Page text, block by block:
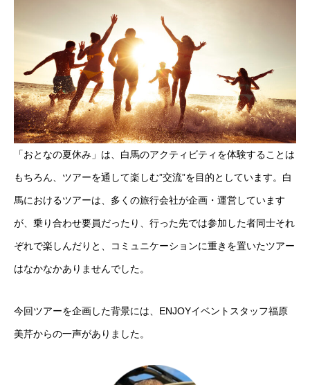
オンライン申し込み
ホーム イベント最新情報 滑ろう会ENJOY メンバー紹介
「おとなの夏休み」は、白馬のアクティビティを体験することは
もちろん、ツアーを通して楽しむ”交流”を目的としています。白
馬におけるツアーは、多くの旅行会社が企画・運営しています
が、乗り合わせ要員だったり、行った先では参加した者同士それ
ぞれで楽しんだりと、コミュニケーションに重きを置いたツアー
はなかなかありませんでした。
今回ツアーを企画した背景には、ENJOYイベントスタッフ福原
美芹からの一声がありました。